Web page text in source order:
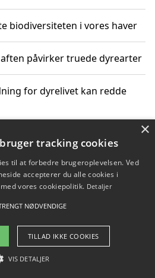
biodiversiteten i vores haver
påvirker truede dyrearter
for dyrelivet kan redde
voksne støtte bevarelsen
2026 - Pilanto Aps
Blog Betingelser
×
tracking cookies
til at forbedre brugeroplevelsen. Ved
accepterer du alle cookies i
vores cookiepolitik. Detaljer
NØDVENDIGE
TILLAD IKKE COOKIES
VIS DETALJER